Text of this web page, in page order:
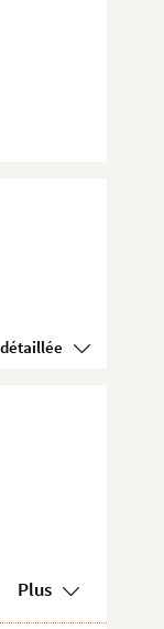
Voir la présentation détaillée
Plus